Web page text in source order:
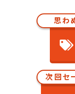
思わ
次回セ